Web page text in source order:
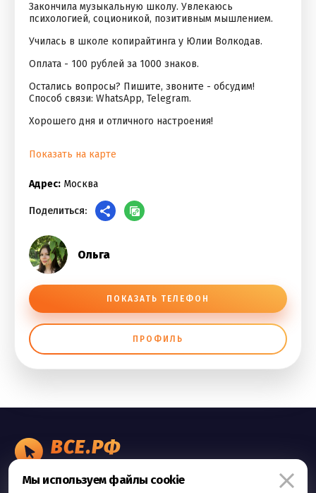
Закончила музыкальную школу. Увлекаюсь
психологией, соционикой, позитивным мышлением.
Училась в школе копирайтинга у Юлии Волкодав.
Оплата - 100 рублей за 1000 знаков.
Остались вопросы? Пишите, звоните - обсудим!
Способ связи: WhatsApp, Telegram.
Хорошего дня и отличного настроения!
Показать на карте
Адрес: Москва
Поделиться:
Ольга
ПОКАЗАТЬ ТЕЛЕФОН
ПРОФИЛЬ
ВСЕ.РФ
Правила сервиса
Мы используем файлы cookie